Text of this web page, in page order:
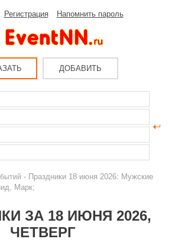
Регистрация Напомнить пароль
ДОБАВИТЬ
- Праздники 18 июня 2026: Мужские
Марк;
ЗА 18 ИЮНЯ 2026,
ЧЕТВЕРГ